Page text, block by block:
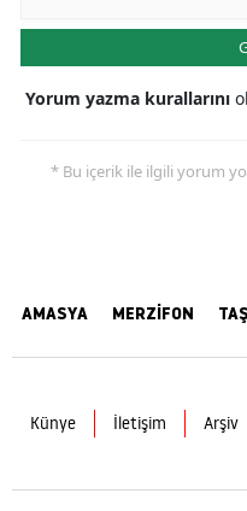
Yorum yazma kurallarını
* Bu içerik ile ilgili yorum
AMASYA MERZİFON
Künye İletişim Arşiv